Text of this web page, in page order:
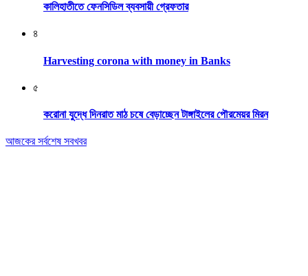
কালিহাতীতে ফেনসিডিল ব্যবসায়ী গ্রেফতার
৪
Harvesting corona with money in Banks
৫
করোনা যুদ্ধে দিনরাত মাঠ চষে বেড়াচ্ছেন টাঙ্গাইলের পৌরমেয়র মিরন
আজকের সর্বশেষ সবখবর